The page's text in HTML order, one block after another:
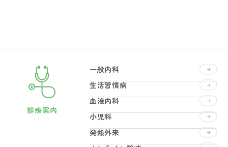
診療案内
一般内科
生活習慣病
血液内科
小児科
発熱外来